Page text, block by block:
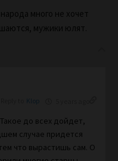
много не хочет
мужики юлят.
Klop
до всех дойдет,
случае придется
что вырастишь сам. О